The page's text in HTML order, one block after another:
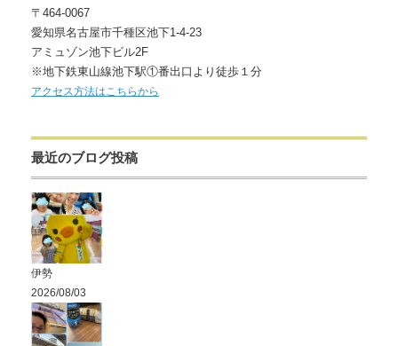
〒464-0067
愛知県名古屋市千種区池下1-4-23
アミュゾン池下ビル2F
※地下鉄東山線池下駅①番出口より徒歩１分
アクセス方法はこちらから
最近のブログ投稿
伊勢
2026/08/03